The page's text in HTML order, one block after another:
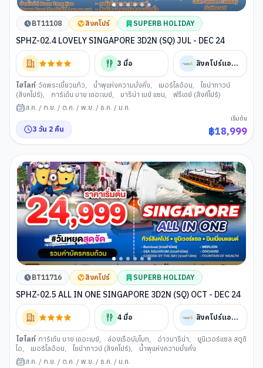
BT11108 สิงคโปร์ SUPERB HOLIDAY
SPHZ-02.4 LOVELY SINGAPORE 3D2N (SQ) JUL - DEC 24
3 มื้อ สิงคโปร์แอร์ไลน์
ไฮไลท์ วัดพระเขี้ยวแก้ว, น้ำพุแห่งความมั่งคั่ง, เมอร์ไลอ้อน,
ไชน่าทาวน์
(สิงคโปร์), การ์เด้น บาย เดอะเบย์, มาริน่า เบย์ แซน,
ฟรีเดย์ (สิงค์โปร์)
ส.ค. / ก.ย. / ต.ค. / พ.ย. / ธ.ค. / ม.ค.
3 วัน 2 คืน
เริ่มต้น
฿18,999
BT11716 สิงคโปร์ SUPERB HOLIDAY
SPHZ-02.5 ALL IN ONE SINGAPORE 3D2N (SQ) OCT - DEC 24
4 มื้อ สิงคโปร์แอร์ไลน์
ไฮไลท์ การ์เด้น บาย เดอะเบย์, ล่องเรือบัมโบท, อ่าวมารีน่า,
ยูนิเวอร์แซล สตูดิ
โอ, เมอร์ไลอ้อน, ไชน่าทาวน์ (สิงคโปร์),
น้ำพุแห่งความมั่งคั่ง
ส.ค. / ก.ย. / ต.ค. / พ.ย. / ธ.ค. / ม.ค.